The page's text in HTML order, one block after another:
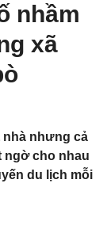
nhầm
xã
nhà nhưng cả
ngờ cho nhau
du lịch mỗi